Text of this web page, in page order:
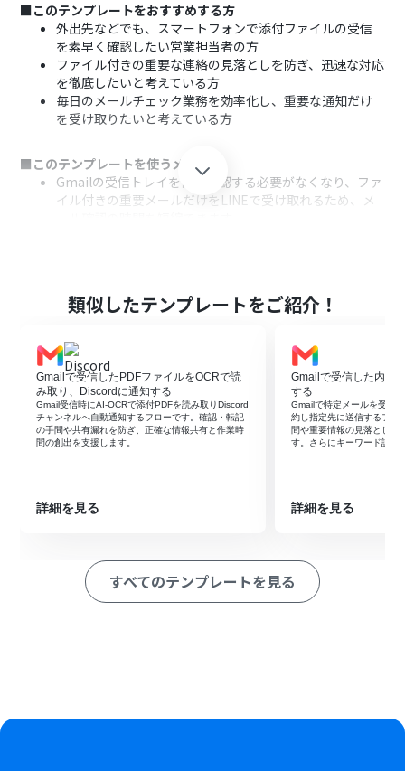
■このテンプレートをおすすめする方
外出先などでも、スマートフォンで添付ファイルの受信
を素早く確認したい営業担当者の方
ファイル付きの重要な連絡の見落としを防ぎ、迅速な対応
を徹底したいと考えている方
毎日のメールチェック業務を効率化し、重要な通知だけ
を受け取りたいと考えている方
■このテンプレートを使うメリット
Gmailの受信トレイを常に確認する必要がなくなり、ファ
イル付きの重要メールだけをLINEで受け取れるため、メ
■フローボットの流れ
次に、トリガーでGmailを選択し、「特定のラベルのメー
ルを受信したら」フローが起動するように設定します。
次に、「分岐機能」を利用し、受信したメールにファイ
ルが添付されている場合のみ、後続のアクションが実行さ
れるよう条件を設定します。
最後に、LINEの「マルチキャストメッセージを送る」ア
※「トリガー」：フロー起動のきっかけとなるアクション、「オ
■このワークフローのカスタムポイント
Gmailのトリガーでは、通知の対象としたいメールに付与
類似したテンプレートをご紹介！
Gmailで受信したPDFファイルをOCRで読
み取り、Discordに通知する
Gmail受信時にAI-OCRで添付PDFを読み取りDiscord
チャンネルへ自動通知するフローです。確認・転記
の手間や共有漏れを防ぎ、正確な情報共有と作業時
間の創出を支援します。
詳細を見る
Gmailで受信した内容
する
Gmailで特定メールを受信
約し指定先に送信するフロ
間や重要情報の見落としを
す。さらにキーワード設定
詳細を見る
すべてのテンプレートを見る